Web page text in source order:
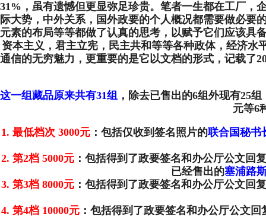
31%，虽有遗憾但更显弥足珍贵。笔者一生都在工厂，
际大势，中外关系，国外政要的个人概况都需要做必要
元素的布局等等都做了认真的思考，以赋予它们应该具
资本主义，君主立宪，民主共和等等各种政体，经济水
通信的无穷魅力，更重要的是它以文档的形式，记载了
这一组藏品原来共有31组，除去已售出的6组外现有25组
元等6
1. 最低档次 3000元：包括仅收到签名照片的联合国秘书
2. 第2档 5000元：包括得到了政要签名和办公厅公文回
已经售出的塞浦路
3. 第3档 8000元：包括得到了政要签名和办公厅公文回
4. 第4档 10000元：包括得到了政要签名和办公厅公文回